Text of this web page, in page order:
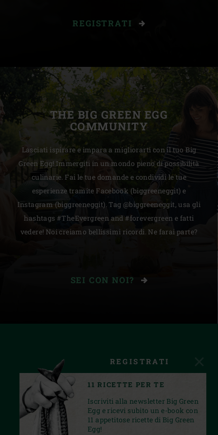
REGISTRATI
THE BIG GREEN EGG
COMMUNITY
Lasciati ispirare e impara a migliorarti con il tuo Big
Green Egg! Immergiti in un mondo pieno di possibilità
culinarie. Fai le tue domande e condividi le tue
esperienze tramite Facebook (biggreeneggit) e
Instagram (biggreeneggit). Tag @biggreeneggit, usa gli
hashtags #TheEvergreen and #forevergreen e fatti
vedere! Noi creiamo bellissimi ricordi. Ne farai parte?
SEI CON NOI?
REGISTRATI
11 RICETTE PER TE
Iscriviti alla newsletter Big Green
Egg e ricevi subito un e-book con
11 appetitose ricette di Big Green
Egg!